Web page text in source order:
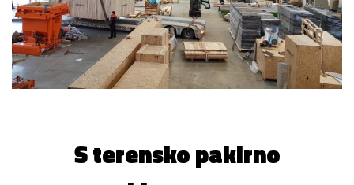
S terensko pakirno